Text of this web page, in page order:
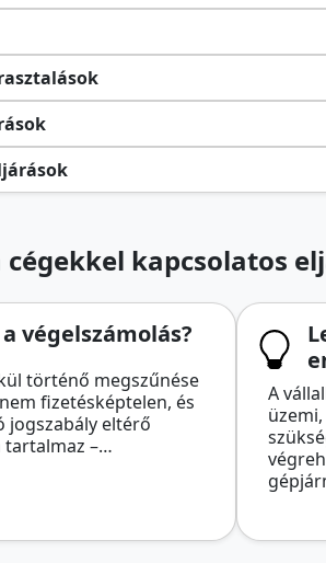
kapcsolatos
végelszámolás?
történő megszűnése
fizetésképtelen, és
jogszabály eltérő
tartalmaz –…
A